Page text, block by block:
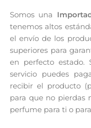
Somos una
tenemos altos
el envío de los
superiores para
en perfecto estado.
servicio puedes
recibir el producto
para que no pierdas
perfume para ti o